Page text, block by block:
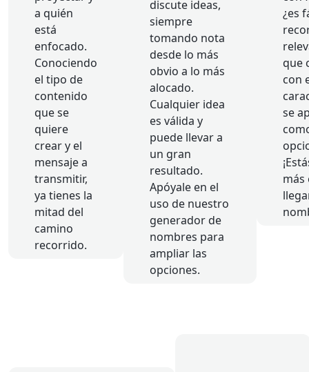
a quién
está
enfocado.
Conociendo
el tipo de
contenido
que se
quiere
crear y el
mensaje a
transmitir,
ya tienes la
mitad del
camino
recorrido.
discute ideas,
siempre
tomando nota
desde lo más
obvio a lo más
alocado.
Cualquier idea
es válida y
puede llevar a
un gran
resultado.
Apóyale en el
uso de nuestro
generador de
nombres para
ampliar las
opciones.
¿es
que
con
se
más